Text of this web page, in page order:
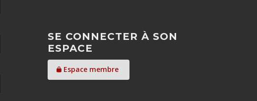
SE CONNECTER À SON
ESPACE
Espace membre